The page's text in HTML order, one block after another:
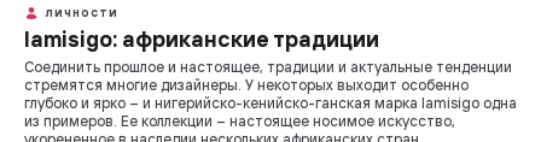
ЛИЧНОСТИ
Iamisigo: африканские традиции
Соединить прошлое и настоящее, традиции и актуальные тенденции
стремятся многие дизайнеры. У некоторых выходит особенно
глубоко и ярко – и нигерийско-кенийско-ганская марка Iamisigo одна
из примеров. Ее коллекции – настоящее носимое искусство,